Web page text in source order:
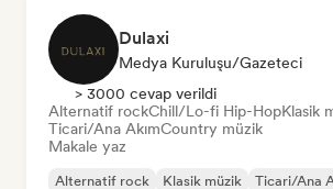
Dulaxi
Medya Kuruluşu/Gazeteci
> 3000 cevap verildi
Alternatif rockChill/Lo-fi Hip-HopKlasik
Ticari/Ana AkımCountry müzik
Makale yaz
Alternatif rock Klasik müzik
Ticari/Ana